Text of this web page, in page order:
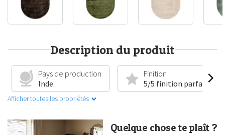
Description du produit
Pays de production
Inde
Finition
5/5 finition parfaite
Afficher toutes les propriétés
Quelque chose te plaît ?